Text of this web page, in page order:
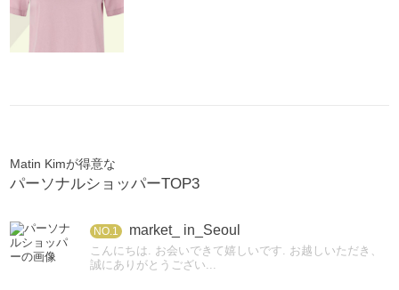
Matin Kimが得意な
パーソナルショッパーTOP3
NO.1 market_ in_Seoul
こんにちは. お会いできて嬉しいです. お越しいただき、
誠にありがとうござい...